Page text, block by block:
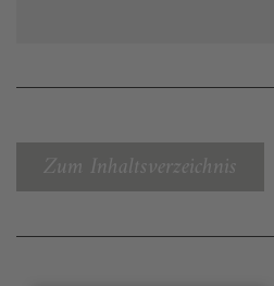
Zum Inhaltsverzeichnis